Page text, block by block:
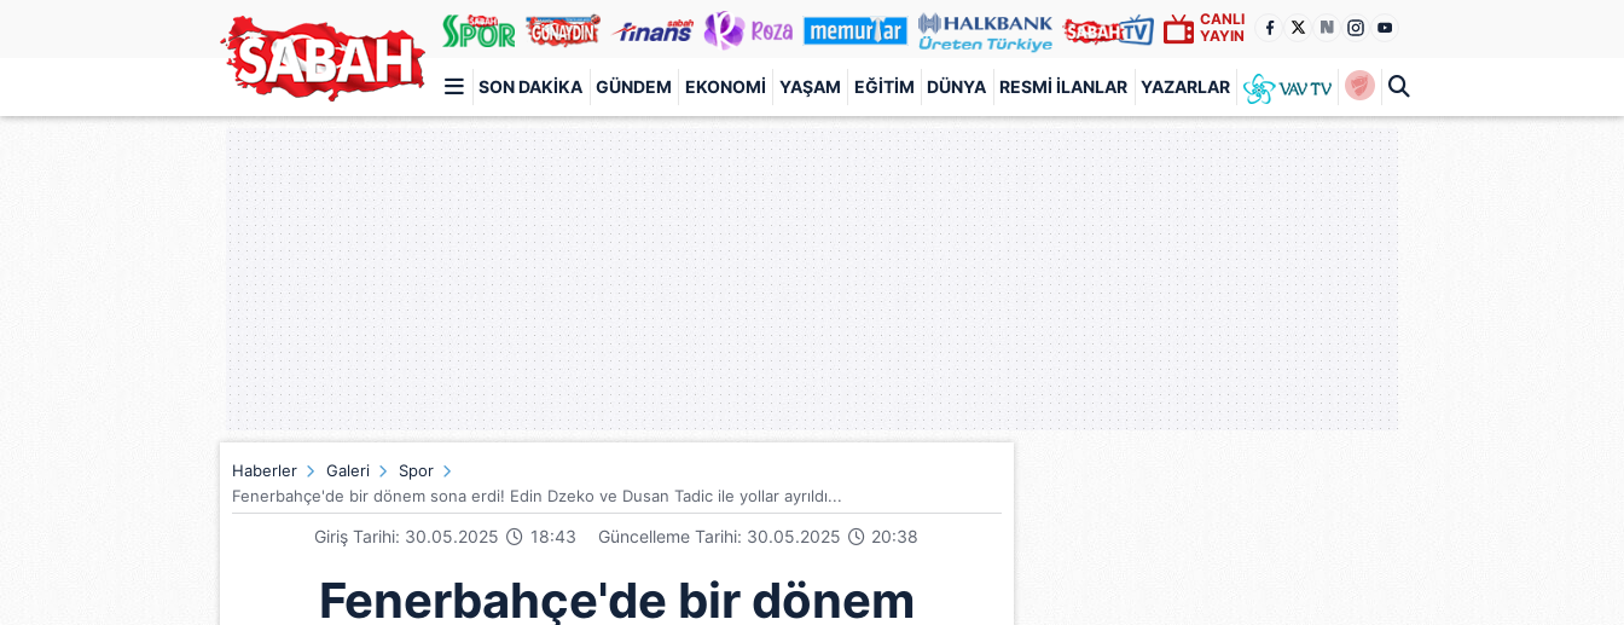
CANLI
YAYIN
SON DAKIKA GÜNDEM EKONOMI YAŞAM EĞITIM DÜNYA RESMI İLANLAR YAZARLAR
Türkiye'nin en iyi haber sitesi
Haberler Galeri
Spor
Fenerbahçe'de bir dönem sona erdi! Edin Dzeko ve Dusan Tadic ile yollar ayrıldı...
Giriş Tarihi: 30.05.2025 18:43 Güncelleme Tarihi: 30.05.2025 20:38
Fenerbahçe'de bir dönem